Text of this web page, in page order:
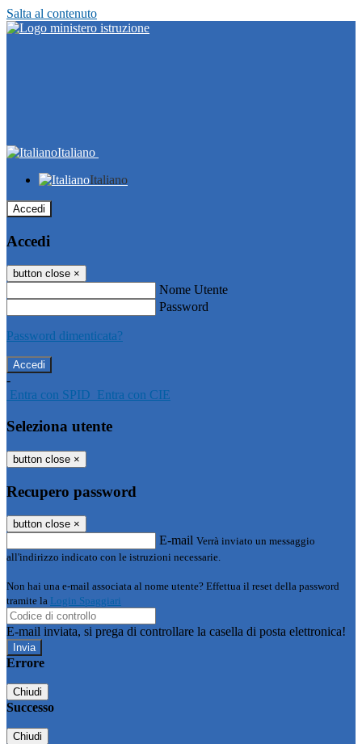
Salta al contenuto
Italiano
Italiano
Accedi
Accedi
button close ×
Nome Utente
Password
Password dimenticata?
-
Entra con SPID Entra con CIE
Seleziona utente
button close ×
Recupero password
button close ×
E-mail Verrà inviato un messaggio
all'indirizzo indicato con le istruzioni necessarie.
Non hai una e-mail associata al nome utente? Effettua il reset della password
tramite la Login Spaggiari
E-mail inviata, si prega di controllare la casella di posta elettronica!
Errore
Chiudi
Successo
Chiudi